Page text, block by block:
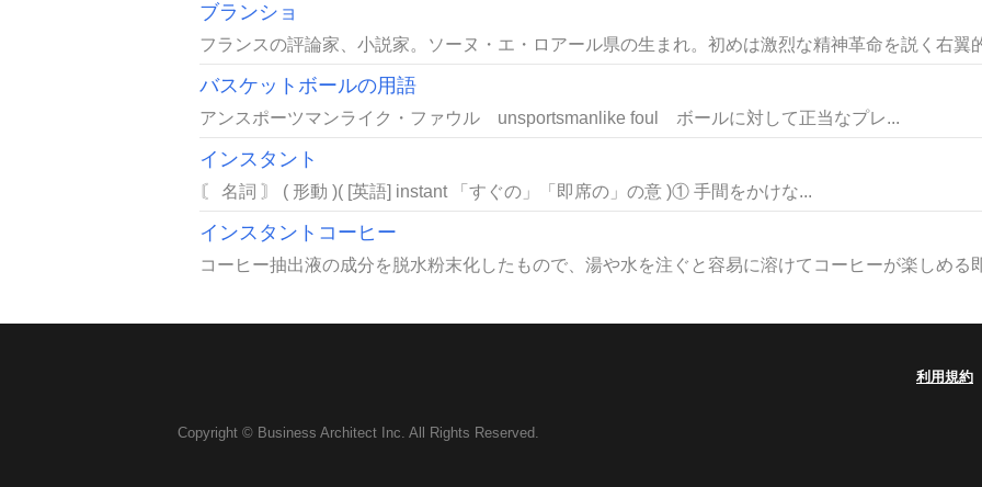
ブランショ
フランスの評論家、小説家。ソーヌ・エ・ロアール県の生まれ。初めは激烈な精神革命を説く右翼
バスケットボールの用語
アンスポーツマンライク・ファウル unsportsmanlike foul ボールに対して正当なプレ...
インスタント
〘 名詞 〙 ( 形動 )( [英語] instant 「すぐの」「即席の」の意 )① 手間をかけな...
インスタントコーヒー
コーヒー抽出液の成分を脱水粉末化したもので、湯や水を注ぐと容易に溶けてコーヒーが楽しめる
利用規約
Copyright © Business Architect Inc. All Rights Reserved.